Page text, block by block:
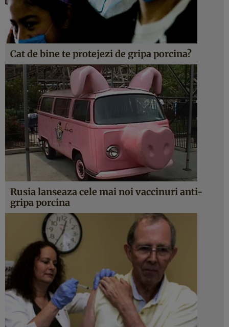
Cat de bine te protejezi de gripa porcina?
Rusia lanseaza cele mai noi vaccinuri anti-
gripa porcina